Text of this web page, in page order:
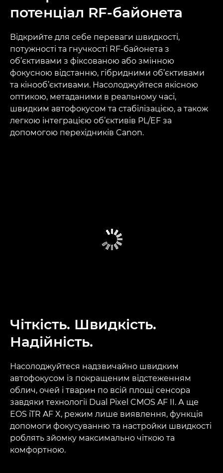
потенціал RF-байонета
Відкрийте для себе переваги швидкості,
потужності та гнучкості RF-байонета з
об’єктивами з фіксованою або змінною
фокусною відстанню, гібридними об’єктивами
та кінооб’єктивами. Насолоджуйтеся якісною
оптикою, метаданими в реальному часі,
швидким автофокусом та стабілізацією, а також
легкою інтеграцією об’єктивів PL/EF за
допомогою перехідників Canon.
Чіткість. Швидкість.
Надійність.
Насолоджуйтеся надзвичайно швидким
автофокусом із покращеним відстеженням
облич, очей і тварин по всій площі сенсора
завдяки технології Dual Pixel CMOS AF II. А ще
EOS iTR AF X, режим лише виявлення, функція
допомоги фокусуванню та настройки швидкості
роблять зйомку максимально чіткою та
комфортною.